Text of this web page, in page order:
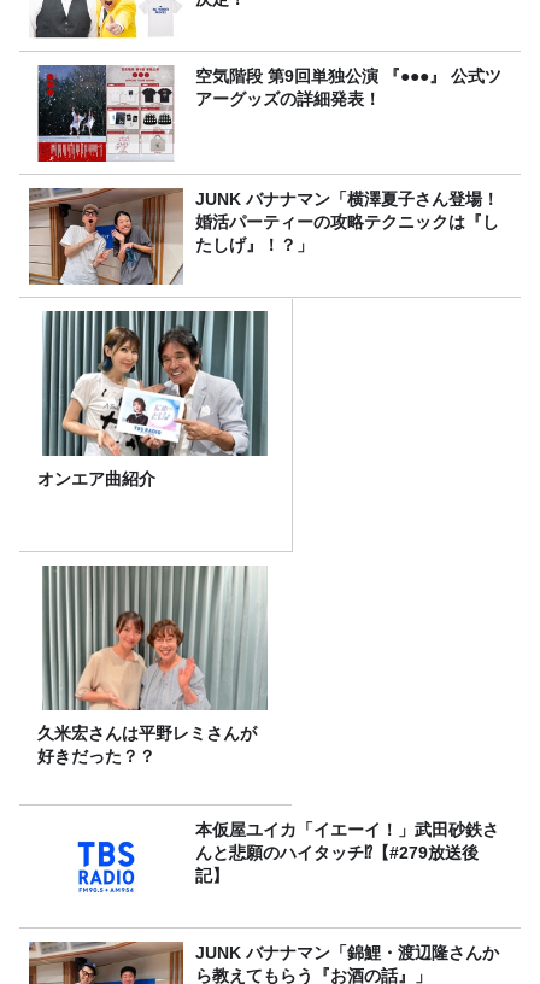
空気階段 第9回単独公演 『●●●』 公式ツ
アーグッズの詳細発表！
JUNK バナナマン「横澤夏子さん登場！
婚活パーティーの攻略テクニックは『し
たしげ』！？」
オンエア曲紹介
久米宏さんは平野レミさんが
好きだった？？
本仮屋ユイカ「イエーイ！」武田砂鉄さ
んと悲願のハイタッチ⁉【#279放送後
記】
JUNK バナナマン「錦鯉・渡辺隆さんか
ら教えてもらう『お酒の話』」